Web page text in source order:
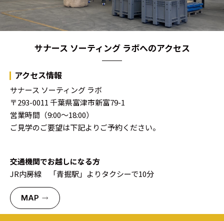
サナース ソーティング ラボへのアクセス
アクセス情報
サナース ソーティング ラボ
〒293-0011 千葉県富津市新富79-1
営業時間（9:00〜18:00）
ご見学のご要望は下記よりご予約ください。
交通機関でお越しになる方
JR内房線 「青掘駅」よりタクシーで10分
MAP